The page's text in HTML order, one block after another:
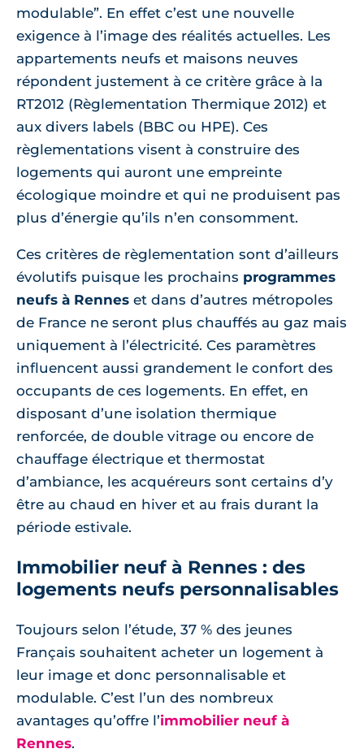
modulable”. En effet c’est une nouvelle
exigence à l’image des réalités actuelles. Les
appartements neufs et maisons neuves
répondent justement à ce critère grâce à la
RT2012 (Règlementation Thermique 2012) et
aux divers labels (BBC ou HPE). Ces
règlementations visent à construire des
logements qui auront une empreinte
écologique moindre et qui ne produisent pas
plus d’énergie qu’ils n’en consomment.
Ces critères de règlementation sont d’ailleurs
évolutifs puisque les prochains programmes
neufs à Rennes et dans d’autres métropoles
de France ne seront plus chauffés au gaz mais
uniquement à l’électricité. Ces paramètres
influencent aussi grandement le confort des
occupants de ces logements. En effet, en
disposant d’une isolation thermique
renforcée, de double vitrage ou encore de
chauffage électrique et thermostat
d’ambiance, les acquéreurs sont certains d’y
être au chaud en hiver et au frais durant la
période estivale.
Immobilier neuf à Rennes : des
logements neufs personnalisables
Toujours selon l’étude, 37 % des jeunes
Français souhaitent acheter un logement à
leur image et donc personnalisable et
modulable. C’est l’un des nombreux
avantages qu’offre l’immobilier neuf à
Rennes.